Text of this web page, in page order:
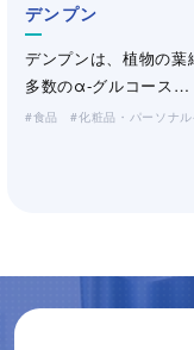
デンプン
デンプンは、植物の葉
多数のα-グルコース…
食品 化粧品・パーソナ